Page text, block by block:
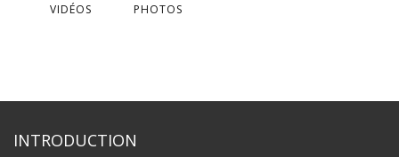
VIDÉOS PHOTOS
INTRODUCTION